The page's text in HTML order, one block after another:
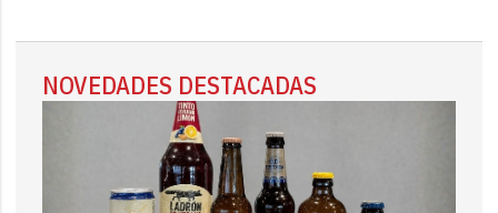
NOVEDADES DESTACADAS